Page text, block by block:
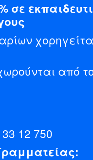
σε
από
12 750